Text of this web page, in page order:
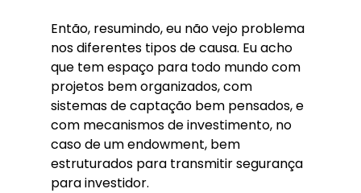
Então, resumindo, eu não vejo problema
nos diferentes tipos de causa. Eu acho
que tem espaço para todo mundo com
projetos bem organizados, com
sistemas de captação bem pensados, e
com mecanismos de investimento, no
caso de um endowment, bem
estruturados para transmitir segurança
para investidor.